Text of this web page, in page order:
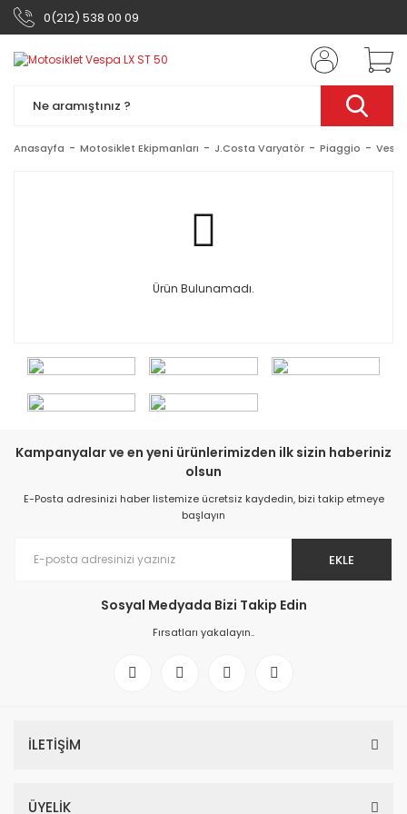
0(212) 538 00 09
Anasayfa Motosiklet Ekipmanları J.Costa Varyatör Piaggio
Ürün Bulunamadı.
Kampanyalar ve en yeni ürünlerimizden ilk sizin haberiniz
olsun
E-Posta adresinizi haber listemize ücretsiz kaydedin, bizi takip etmeye
başlayın
EKLE
Sosyal Medyada Bizi Takip Edin
Fırsatları yakalayın..
İLETİŞİM
ÜYELİK